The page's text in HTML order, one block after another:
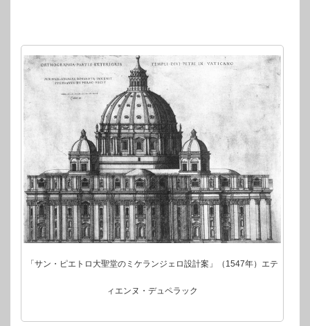
「サン・ピエトロ大聖堂のミケランジェロ設計案」（1547年）エテ
ィエンヌ・デュペラック